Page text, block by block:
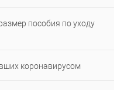
пособия по уходу
коронавирусом